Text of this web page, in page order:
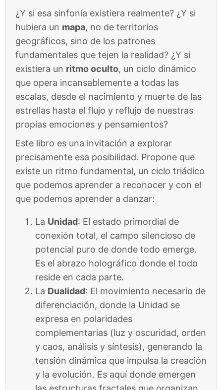
¿Y si esa sinfonía existiera realmente? ¿Y si
hubiera un mapa, no de territorios
geográficos, sino de los patrones
fundamentales que tejen la realidad? ¿Y si
existiera un ritmo oculto, un ciclo dinámico
que opera incansablemente a todas las
escalas, desde el nacimiento y muerte de las
estrellas hasta el flujo y reflujo de nuestras
propias emociones y pensamientos?
Este libro es una invitación a explorar
precisamente esa posibilidad. Propone que
existe un ritmo fundamental, un ciclo triádico
que podemos aprender a reconocer y con el
que podemos aprender a danzar:
La Unidad: El estado primordial de
conexión total, el campo silencioso de
potencial puro de donde todo emerge.
Es el abrazo holográfico donde el todo
reside en cada parte.
La Dualidad: El movimiento necesario de
diferenciación, donde la Unidad se
expresa en polaridades
complementarias (luz y oscuridad, orden
y caos, análisis y síntesis), generando la
tensión dinámica que impulsa la creación
y la evolución. Es aquí donde emergen